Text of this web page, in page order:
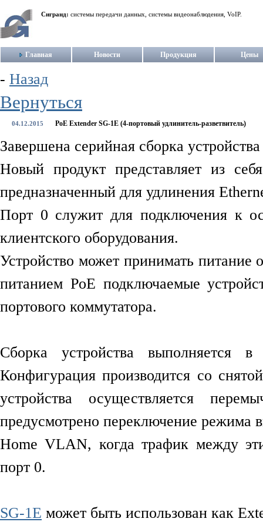
Сигранд: системы передачи данных, системы видеонаблюдения, VoIP.
Главная Новости Продукция Цены
- Назад
Вернуться
04.12.2015 PoE Extender SG-1E (4-портовый удлинитель-разветвитель)
Завершена серийная сборка
Новый продукт представляет из
предназначенный для удлинения
Порт 0 служит для подключения к
клиентского оборудования.
Устройство может принимать питание
питанием PoE подключаемые
портового коммутатора.
Сборка устройства выполняется
Конфигурация производится со
устройства осуществляется
предусмотрено переключение режима
Home VLAN, когда трафик между
порт 0.
SG-1E может быть использован как